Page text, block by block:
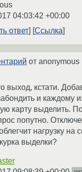
04:03:42 +00:00
ответ
Ссылка
от anonymous
выход, кстати.
и каждому
карту выделить.
попутно.
нагрузку на
выделки?